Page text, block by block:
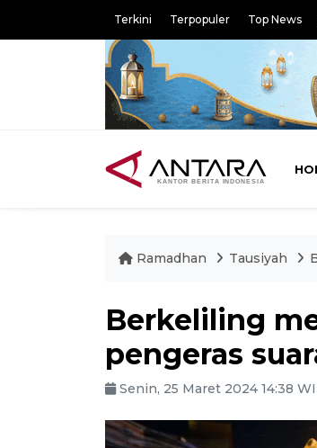
Terkini Terpopuler Top News
Ramadhan Tausiyah
Berkeliling
pengeras
Senin, 25 Maret 2024 14:38